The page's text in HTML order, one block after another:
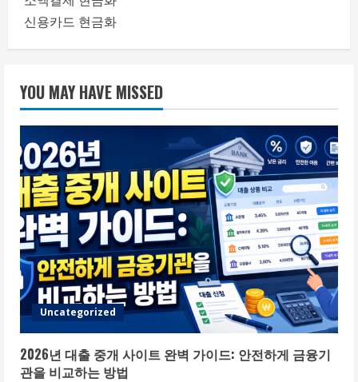
신용카드 현금화
YOU MAY HAVE MISSED
Uncategorized
2026년 대출 중개 사이트 완벽 가이드: 안전하게 금융기
관을 비교하는 방법